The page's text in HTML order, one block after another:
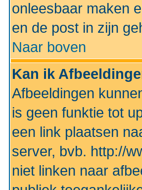
onleesbaar maken
en de post in zijn
Naar boven
Kan ik
Afbeeldingen
is geen funktie tot
een link plaatsen
server, bvb. http://
niet linken naar